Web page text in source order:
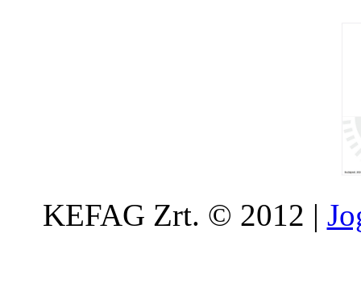
KEFAG Zrt. © 2012 |